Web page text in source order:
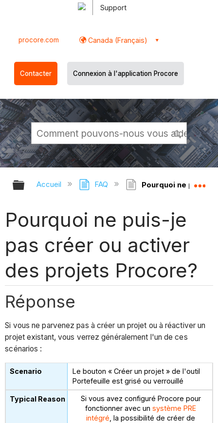
Support
procore.com Canada (Français)
Contacter Connexion à l'application Procore
Développer/réduire la hiérarchie
Accueil FAQ Pourquoi ne puis-
Pourquoi ne puis-je
pas créer ou activer
des projets Procore?
Réponse
Si vous ne parvenez pas à créer un projet ou à réactiver un
projet existant, vous verrez généralement l'un de ces
scénarios :
Le bouton « Créer un projet » de l'outil
Portefeuille est grisé ou verrouillé
Si vous avez configuré Procore pour
fonctionner avec unsystème PRE
intégré, la possibilité de créer de